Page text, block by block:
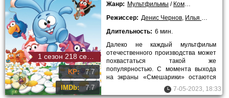
KP: 7.7
IMDb: 7.7
Жанр: Мультфильмы / Комедии
Режиссер: Денис Чернов, Илья Максимов
Длительность: 6 мин.
Далеко не каждый мультфильм
отечественного производства может
похвастаться такой же
популярностью. С момента выхода
на экраны «Смешарики» остаются
востребованными не только среди
детей, но
7-05-2023, 18:33